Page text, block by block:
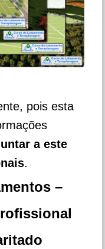
pois esta
a este
.
–